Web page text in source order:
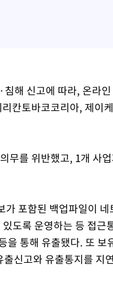
해 신고에 따라, 온라
칸토바코코리아, 제이
무를 위반했고, 1개 사
포함된 백업파일이
도록 운영하는 등 접
을 통해 유출됐다. 또
신고와 유출통지를 지